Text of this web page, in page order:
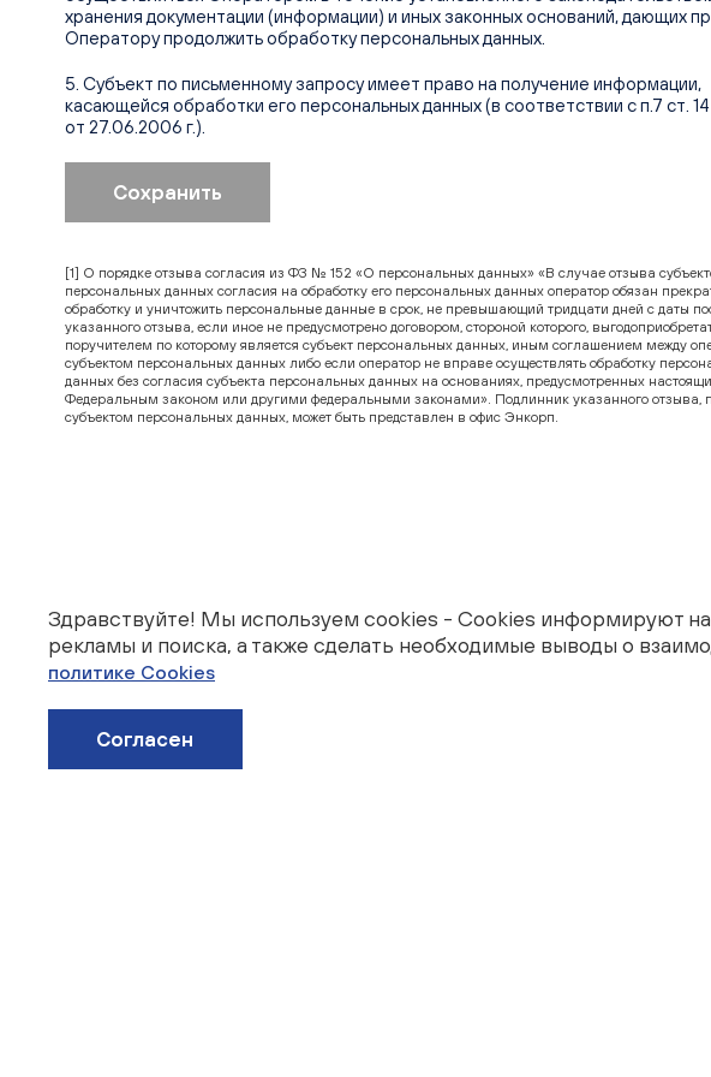
хранения документации (информации) и иных законных оснований, дающих
Оператору продолжить обработку персональных данных.
5. Субъект по письменному запросу имеет право на получение информации,
касающейся обработки его персональных данных (в соответствии с п.7 ст.
от 27.06.2006 г.).
Сохранить
[1] О порядке отзыва согласия из ФЗ № 152 «О персональных данных» «В случае отзыва
персональных данных согласия на обработку его персональных данных оператор обязан
обработку и уничтожить персональные данные в срок, не превышающий тридцати дней с даты
указанного отзыва, если иное не предусмотрено договором, стороной которого,
поручителем по которому является субъект персональных данных, иным соглашением между
субъектом персональных данных либо если оператор не вправе осуществлять обработку
данных без согласия субъекта персональных данных на основаниях, предусмотренных
Федеральным законом или другими федеральными законами». Подлинник указанного отзыва,
субъектом персональных данных, может быть представлен в офис Энкорп.
Здравствуйте! Мы используем cookies - Cookies информируют
рекламы и поиска, а также сделать необходимые выводы о
политике Cookies
Согласен